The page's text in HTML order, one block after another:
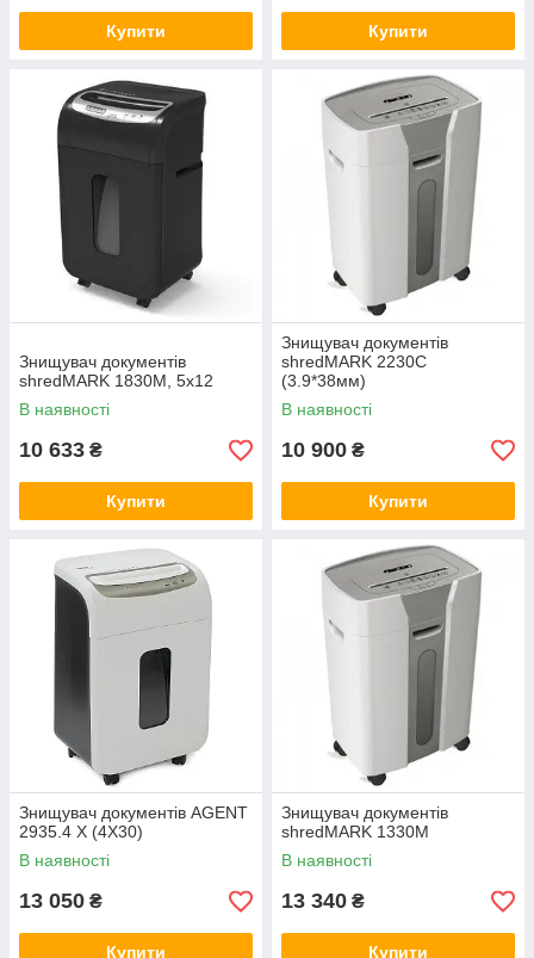
Купити Купити
Знищувач документів
shredMARK 1830M, 5х12
В наявності
10 633 ₴
Купити
Знищувач документів
shredMARK 2230C
(3.9*38мм)
В наявності
10 900 ₴
Купити
Знищувач документів AGENT
2935.4 X (4Х30)
В наявності
13 050 ₴
Купити
Знищувач документів
shredMARK 1330M
В наявності
13 340 ₴
Купити